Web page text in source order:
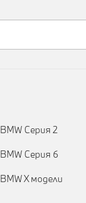
BMW Серия 2
BMW Серия 6
BMW X модели